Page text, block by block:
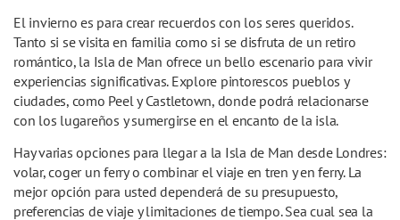
El invierno es para crear recuerdos con los seres queridos.
Tanto si se visita en familia como si se disfruta de un retiro
romántico, la Isla de Man ofrece un bello escenario para vivir
experiencias significativas. Explore pintorescos pueblos y
ciudades, como Peel y Castletown, donde podrá relacionarse
con los lugareños y sumergirse en el encanto de la isla.
Hay varias opciones para llegar a la Isla de Man desde Londres:
volar, coger un ferry o combinar el viaje en tren y en ferry. La
mejor opción para usted dependerá de su presupuesto,
preferencias de viaje y limitaciones de tiempo. Sea cual sea la